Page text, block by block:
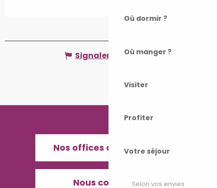
Où dormir ?
Où manger ?
Visiter
Profiter
Votre séjour
Selon vos envies
Signaler une erreur
Nos offices de Tourisme
Nous contacter